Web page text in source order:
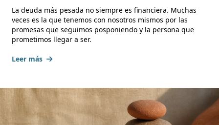
La deuda más pesada no siempre es financiera. Muchas
veces es la que tenemos con nosotros mismos por las
promesas que seguimos posponiendo y la persona que
prometimos llegar a ser.
Leer más